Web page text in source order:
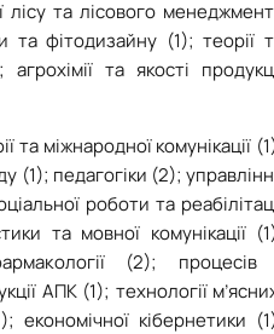
Services Catalogue
and Engineering
Science, Nutrition and
Technologies
Management
Medicine
and Technological Faculty
Protection, Biotechnology
O.V. Muzychenko
and Research Farm «Vorzel»
of Forestry and
Design Institute of
and Technologies of Eco-Safe
of Quality and Safety of
Institute of Agricultural
Design
Agrotechnical Institute
College
of Ecology and Natural
Industrial College
College of Land
Mechanisation
College
Professional College
Professional College
Office
лісу та лісового
та фітодизайну (1); теорії
та якості
та міжнародної комунікації
(1); педагогіки (2);
роботи та
та мовної комунікації
(2); процесів
АПК (1); технології
економічної кібернетики